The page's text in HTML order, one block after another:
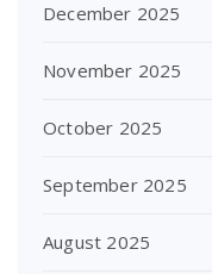
December 2025
November 2025
October 2025
September 2025
August 2025